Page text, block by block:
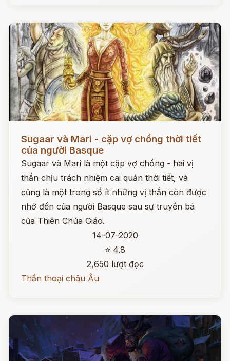
Sugaar và Mari - cặp vợ chồng thời tiết
của người Basque
Sugaar và Mari là một cặp vợ chồng - hai vị
thần chịu trách nhiệm cai quản thời tiết, và
cũng là một trong số ít những vị thần còn được
nhớ đến của người Basque sau sự truyền bá
của Thiên Chúa Giáo.
14-07-2020
⭐ 4.8
2,650 lượt đọc
Thần thoại châu Âu